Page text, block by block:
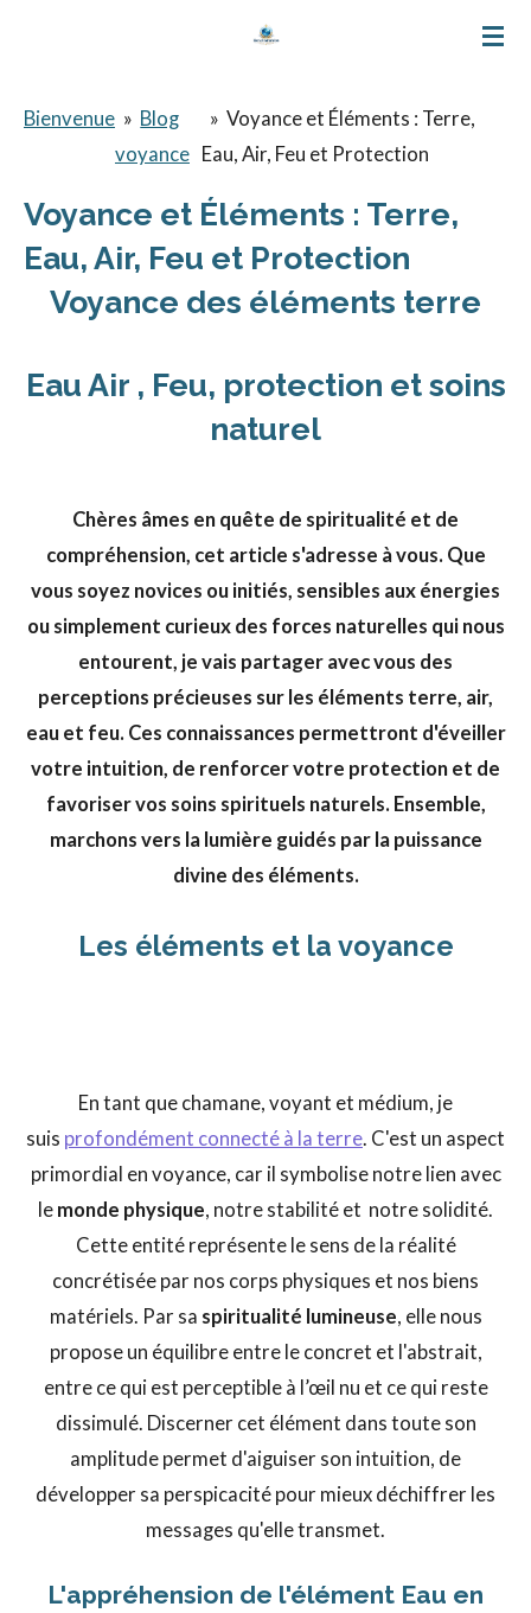
principal
Bienvenue » Blog
voyance
» Voyance et Éléments : Terre,
Eau, Air, Feu et Protection
Voyance et Éléments : Terre,
Eau, Air, Feu et Protection
Voyance des éléments terre
Eau Air , Feu, protection et soins
naturel
Chères âmes en quête de spiritualité et de
compréhension, cet article s'adresse à vous. Que
vous soyez novices ou initiés, sensibles aux énergies
ou simplement curieux des forces naturelles qui nous
entourent, je vais partager avec vous des
perceptions précieuses sur les éléments terre, air,
eau et feu. Ces connaissances permettront d'éveiller
votre intuition, de renforcer votre protection et de
favoriser vos soins spirituels naturels. Ensemble,
marchons vers la lumière guidés par la puissance
divine des éléments.
Les éléments et la voyance
En tant que chamane, voyant et médium, je
suis profondément connecté à la terre. C'est un aspect
primordial en voyance, car il symbolise notre lien avec
le monde physique, notre stabilité et notre solidité.
Cette entité représente le sens de la réalité
concrétisée par nos corps physiques et nos biens
matériels. Par sa spiritualité lumineuse, elle nous
propose un équilibre entre le concret et l'abstrait,
entre ce qui est perceptible à l’œil nu et ce qui reste
dissimulé. Discerner cet élément dans toute son
amplitude permet d'aiguiser son intuition, de
développer sa perspicacité pour mieux déchiffrer les
messages qu'elle transmet.
L'appréhension de l'élément Eau en